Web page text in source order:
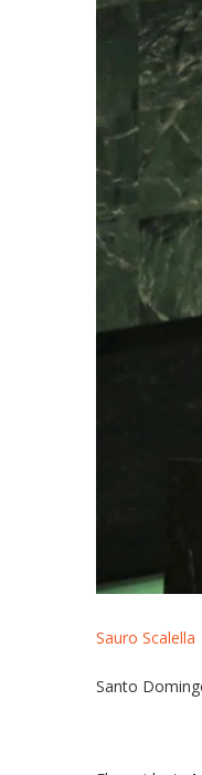
Sauro Scalella
Santo